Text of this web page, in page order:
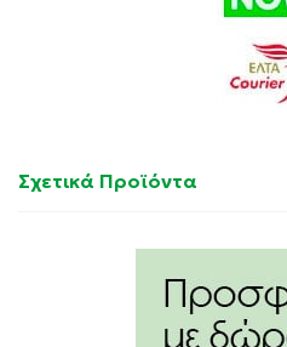
Σχετικά Προϊόντα